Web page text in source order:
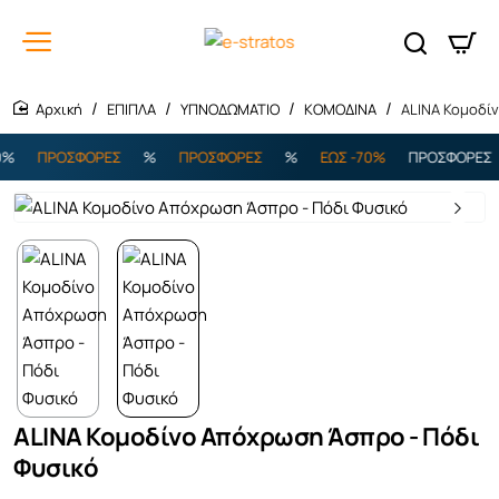
ΕΠΙΠΛΑ ΥΠΝΟΔΩΜΑΤΙΟ ΚΟΜΟΔΙΝΑ ALINA
ΠΡΟΣΦΟΡΕΣ ΠΡΟΣΦΟΡΕΣ ΕΩΣ -70% ΠΡΟΣΦΟΡΕΣ
ALINA Κομοδίνο Απόχρωση Άσπρο - Πόδι
Φυσικό